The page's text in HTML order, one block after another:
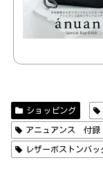
ショッピング
アニュアンス 付録
レザーボストンバッ